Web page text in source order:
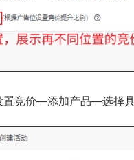
置竞价—添加产品—选择